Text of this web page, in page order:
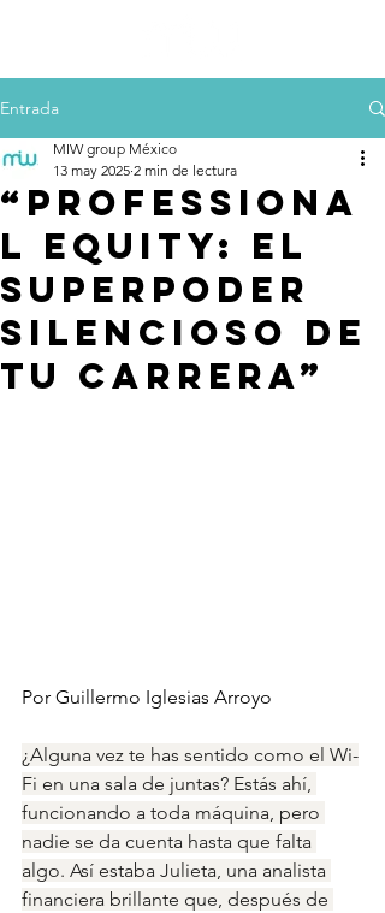
Entrada
“Professiona
l Equity: el
superpoder
silencioso de
tu carrera”
MIW group México
13 may 2025 2 min de lectura
Por Guillermo Iglesias Arroyo
¿Alguna vez te has sentido como el Wi-
Fi en una sala de juntas? Estás ahí,
funcionando a toda máquina, pero
nadie se da cuenta hasta que falta
algo. Así estaba Julieta, una analista
financiera brillante que, después de